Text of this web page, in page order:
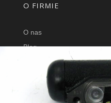
O FIRMIE
O nas
Blog
Hurtownia części
Facebook